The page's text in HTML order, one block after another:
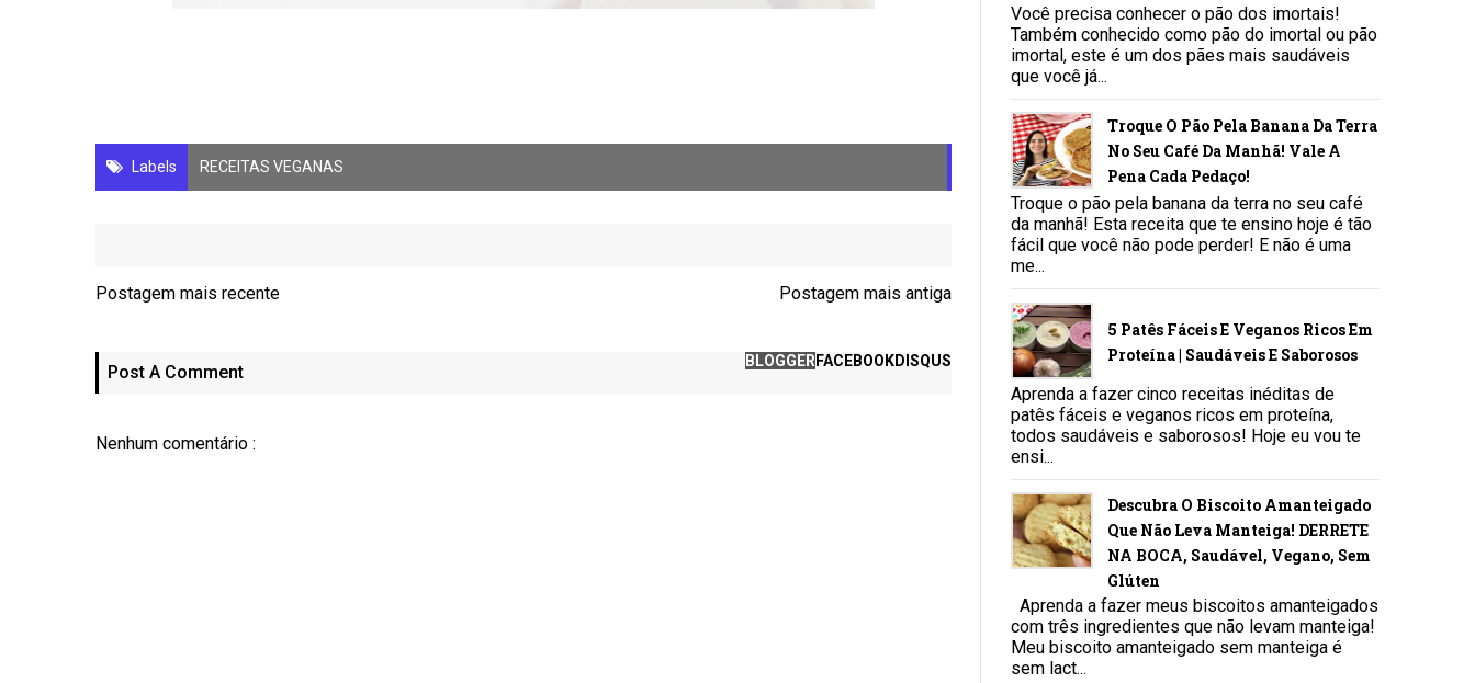
Labels RECEITAS VEGANAS
Postagem mais recente Postagem mais antiga
Post A Comment
BLOGGER FACEBOOKDISQUS
Nenhum comentário :
Você precisa conhecer o pão dos imortais!
Também conhecido como pão do imortal ou pão
imortal, este é um dos pães mais saudáveis
que você já...
Troque O Pão Pela Banana Da Terra
No Seu Café Da Manhã! Vale A
Pena Cada Pedaço!
Troque o pão pela banana da terra no seu café
da manhã! Esta receita que te ensino hoje é tão
fácil que você não pode perder! E não é uma
me...
5 Patês Fáceis E Veganos Ricos Em
Proteína | Saudáveis E Saborosos
Aprenda a fazer cinco receitas inéditas de
patês fáceis e veganos ricos em proteína,
todos saudáveis e saborosos! Hoje eu vou te
ensi...
Descubra O Biscoito Amanteigado
Que Não Leva Manteiga! DERRETE
NA BOCA, Saudável, Vegano, Sem
Glúten
Aprenda a fazer meus biscoitos amanteigados
com três ingredientes que não levam manteiga!
Meu biscoito amanteigado sem manteiga é
sem lact...